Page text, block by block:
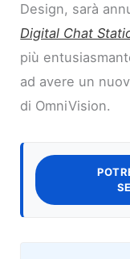
Design, sarà
Digital Chat
più
ad avere un
di OmniVision.